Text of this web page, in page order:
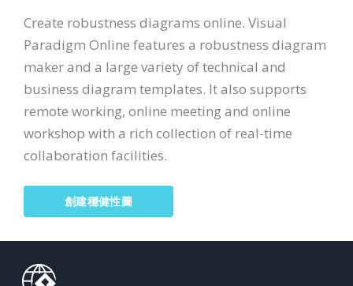
Create robustness diagrams online. Visual
Paradigm Online features a robustness diagram
maker and a large variety of technical and
business diagram templates. It also supports
remote working, online meeting and online
workshop with a rich collection of real-time
collaboration facilities.
創建穩健性圖